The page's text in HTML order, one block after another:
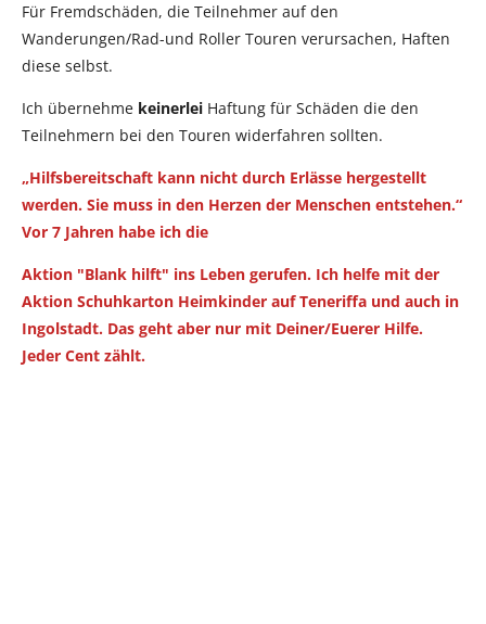
Für Fremdschäden, die Teilnehmer auf den
Wanderungen/Rad-und Roller Touren verursachen, Haften
diese selbst.
Ich übernehme keinerlei Haftung für Schäden die den
Teilnehmern bei den Touren widerfahren sollten.
„Hilfsbereitschaft kann nicht durch Erlässe hergestellt
werden. Sie muss in den Herzen der Menschen entstehen.“
Vor 7 Jahren habe ich die
Aktion "Blank hilft" ins Leben gerufen. Ich helfe mit der
Aktion Schuhkarton Heimkinder auf Teneriffa und auch in
Ingolstadt. Das geht aber nur mit Deiner/Euerer Hilfe.
Jeder Cent zählt.